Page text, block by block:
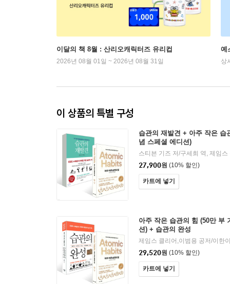
이달의 책 8월 : 산리오캐릭터즈 유리컵
2026년 08월 01일 ~ 2026년 08월 31일
예
상
이 상품의 특별 구성
습관의 재발견 + 아주 작은 습
념 스페셜 에디션)
27,900원 (10% 할인)
카트에 넣기
아주 작은 습관의 힘 (50만 부
션) + 습관의 완성
제임스 클리어,이범용 공저/이한
29,520원 (10% 할인)
카트에 넣기